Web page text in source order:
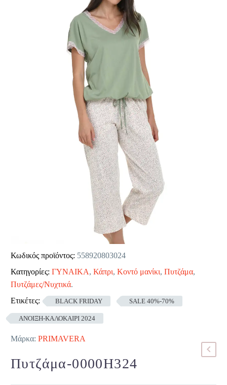
Κωδικός προϊόντος: 558920803024
Κατηγορίες: ΓΥΝΑΙΚΑ, Κάπρι, Κοντό μανίκι, Πυτζάμα,
Πυτζάμες/Νυχτικά.
Ετικέτες:
BLACK FRIDAY SALE 40%-70%
ΑΝΟΙΞΗ-ΚΑΛΟΚΑΙΡΙ 2024
Μάρκα: PRIMAVERA
Πυτζάμα-0000H324